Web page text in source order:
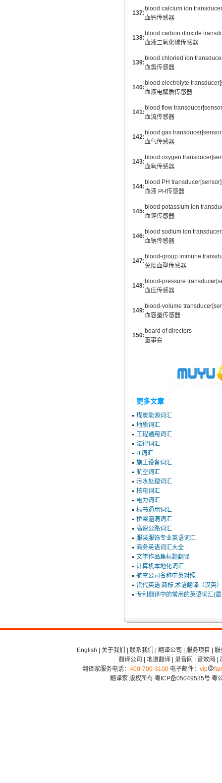
137:
blood calcium ion
血钙传感器
138:
blood carbon dioxide
血液二氧化碳传感器
139:
blood chloried ion
血氯传感器
140:
blood electrolyte
血液电解质传感器
141:
blood flow
血流传感器
142:
blood gas
血气传感器
143:
blood oxygen
血氧传感器
144:
blood PH transducer[sensor]
血液 PH传感器
145:
blood potassium ion
血钾传感器
146:
blood sodium ion
血钠传感器
147:
blood-group immune
免疫血型传感器
148:
blood-pressure
血压传感器
149:
blood-volume
血容量传感器
150:
board of directors
董事会
更多文章
煤炭能源词汇
地质词汇
工程通用词汇
法律词汇
IT词汇
施工设备词汇
航空词汇
污水处理词汇
核电词汇
电力词汇
标书通用词汇
桥梁涵洞词汇
高速公路词汇
服装服饰专业英语词汇
商务英语词汇大全
文学作品集标题翻译
计算机本地化词汇
航空公司名称中英对照
货代英语:商标,术语翻译（汉英）
专利翻译中的常用的英语词汇(
English 关于我们 联系我们 翻译公司 服务项目
服
翻译公司
地道翻译| 录音网 音效网
翻译家服务电话： 400-700-3100电子邮件： vip
翻译家 版权所有 粤ICP备05049535号 粤